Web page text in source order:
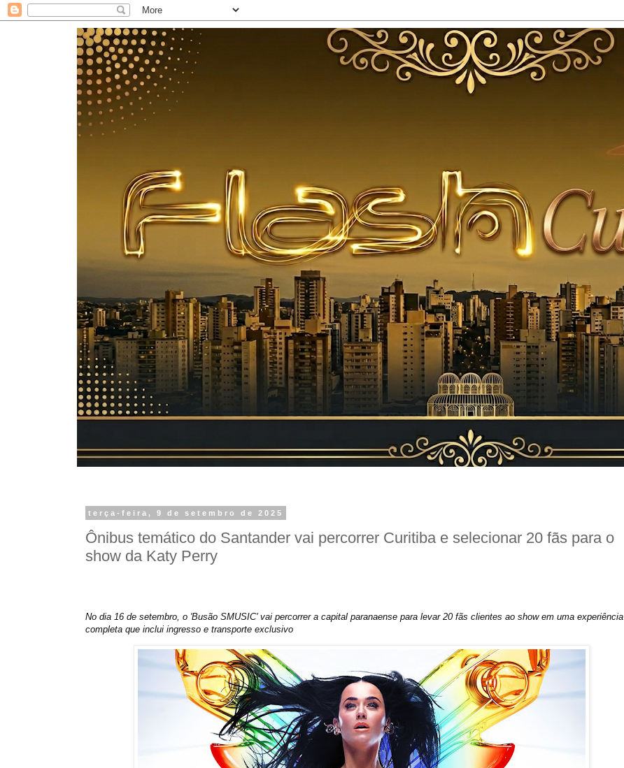
terça-feira, 9 de setembro de 2025
Ônibus temático do Santander vai percorrer Curitiba e selecionar 20 fãs para o
show da Katy Perry
No dia 16 de setembro, o 'Busão SMUSIC' vai percorrer a capital paranaense para levar 20 fãs clientes ao show em uma experiência
completa que inclui ingresso e transporte exclusivo